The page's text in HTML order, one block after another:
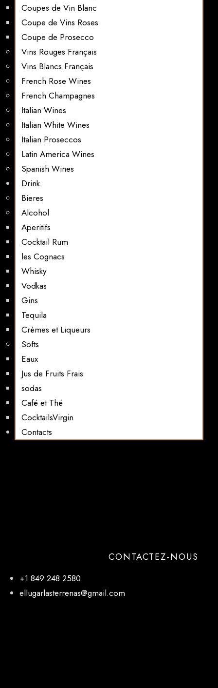
Coupes de Vin Blanc
Coupe de Vins Roses
Coupe de Prosecco
Vins Rouges Français
Vins Blancs Français
French Rose Wines
French Champagnes
Italian Wines
Italian White Wines
Italian Proseccos
Latin America Wines
Spanish Wines
Drink
Bieres
Alcohol
Aperitifs
Cocktail Rum
les Cognacs
Whisky
Vodkas
Gins
Tequila
Crèmes et Liqueurs
Softs
Eaux
Jus de Fruits Frais
sodas
Café et Thé
CocktailsVirgin​
Contacts
CONTACTEZ-NOUS
+1 849 248 2580
ellugarlasterrenas@gmail.com